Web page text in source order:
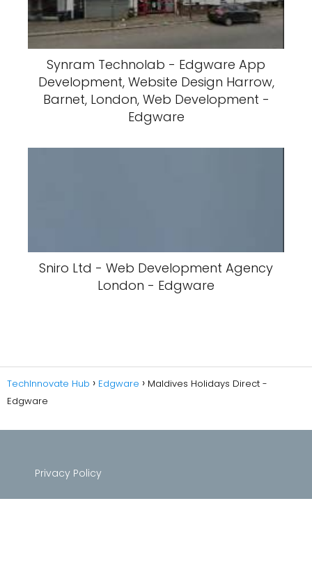
Synram Technolab - Edgware App
Development, Website Design Harrow,
Barnet, London, Web Development -
Edgware
Sniro Ltd - Web Development Agency
London - Edgware
TechInnovate Hub Edgware
Maldives Holidays Direct -
Edgware
Privacy Policy